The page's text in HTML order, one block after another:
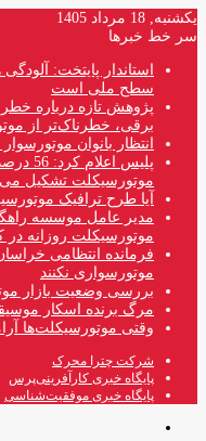
یکشنبه, 18 مرداد 1405
سر خط خبرها
استاندار پایتخت:
سطح ملی است
پژوهش تازه درباره
برقی، خطرناک‌تر از
انتظار بانوان
پلیس
موتورسیکلت تشکیل
آیا طرح ترافیک
مدیر عامل موسسه
موتورسیکلت روزانه
فرمانده انتظامی
موتورسواری نکنند
بررسی وضعیت بازار
مرگ برنده اسکار
وقتی موتورسیکلت‌ها
شرکت چترا محرک
پایگاه خبری کارآفرینی‌پرس
پایگاه خبری موفقیت‌شناسی